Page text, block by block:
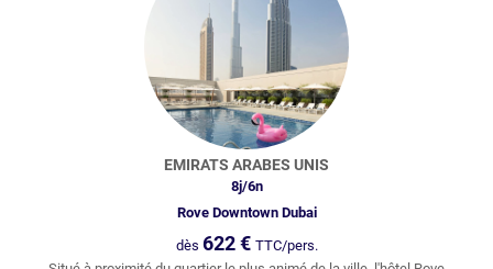
EMIRATS ARABES UNIS
8j/6n
Rove Downtown Dubai
dès 622€ TTC/pers.